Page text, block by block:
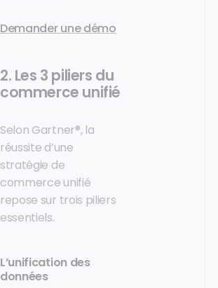
Demander une démo
2. Les 3 piliers du
commerce unifié
Selon Gartner®, la
réussite d’une
stratégie de
commerce unifié
repose sur trois piliers
essentiels.
L’unification des
données